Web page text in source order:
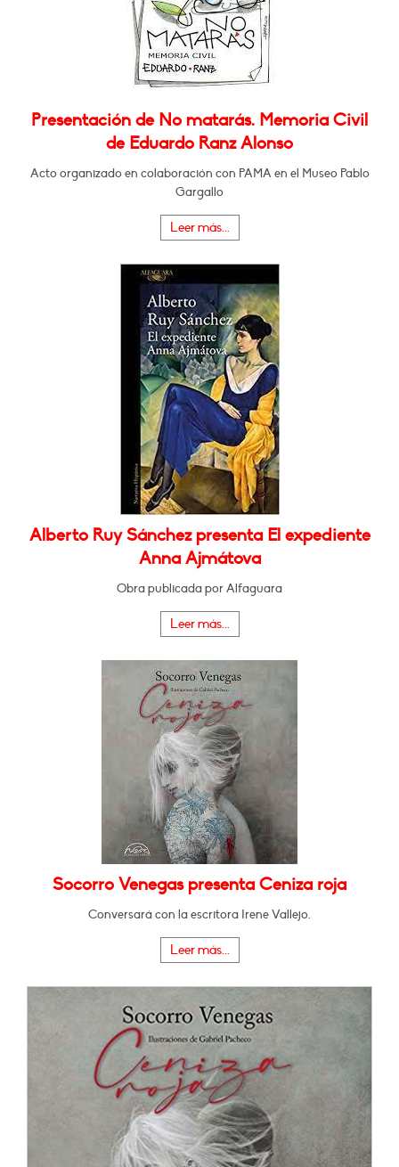
Presentación de No matarás. Memoria Civil
de Eduardo Ranz Alonso
Acto organizado en colaboración con PAMA en el Museo Pablo
Gargallo
Leer más...
Alberto Ruy Sánchez presenta El expediente
Anna Ajmátova
Obra publicada por Alfaguara
Leer más...
Socorro Venegas presenta Ceniza roja
Conversará con la escritora Irene Vallejo.
Leer más...